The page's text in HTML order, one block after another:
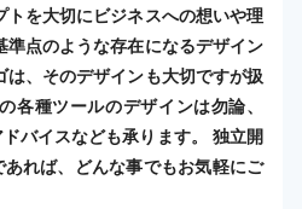
を大切にビジネスへの想いや理
点のような存在になるデザイン
、そのデザインも大切ですが扱
各種ツールのデザインは勿論、
バイスなども承ります。 独立開
れば、どんな事でもお気軽にご